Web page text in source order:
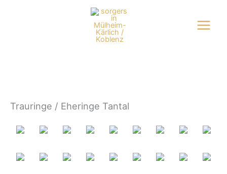
Trauringe / Eheringe Tantal